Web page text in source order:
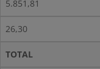
5.851,81
26,30
TOTAL